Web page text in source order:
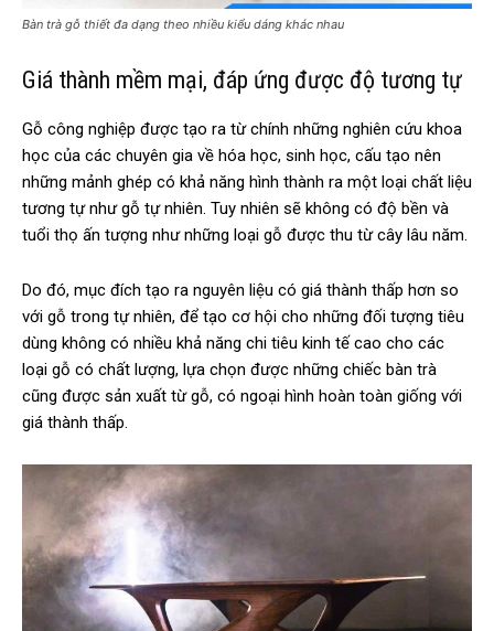
Bàn trà gỗ thiết đa dạng theo nhiều kiểu dáng khác nhau
Giá thành mềm mại, đáp ứng được độ tương tự
Gỗ công nghiệp được tạo ra từ chính những nghiên cứu khoa
học của các chuyên gia về hóa học, sinh học, cấu tạo nên
những mảnh ghép có khả năng hình thành ra một loại chất liệu
tương tự như gỗ tự nhiên. Tuy nhiên sẽ không có độ bền và
tuổi thọ ấn tượng như những loại gỗ được thu từ cây lâu năm.
Do đó, mục đích tạo ra nguyên liệu có giá thành thấp hơn so
với gỗ trong tự nhiên, để tạo cơ hội cho những đối tượng tiêu
dùng không có nhiều khả năng chi tiêu kinh tế cao cho các
loại gỗ có chất lượng, lựa chọn được những chiếc bàn trà
cũng được sản xuất từ gỗ, có ngoại hình hoàn toàn giống với
giá thành thấp.